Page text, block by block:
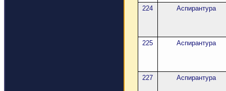
224 Аспирантура
225 Аспирантура
227 Аспирантура